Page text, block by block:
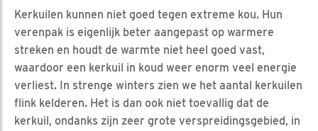
Kerkuilen kunnen niet goed tegen extreme kou. Hun
verenpak is eigenlijk beter aangepast op warmere
streken en houdt de warmte niet heel goed vast,
waardoor een kerkuil in koud weer enorm veel energie
verliest. In strenge winters zien we het aantal kerkuilen
flink kelderen. Het is dan ook niet toevallig dat de
kerkuil, ondanks zijn zeer grote verspreidingsgebied, in